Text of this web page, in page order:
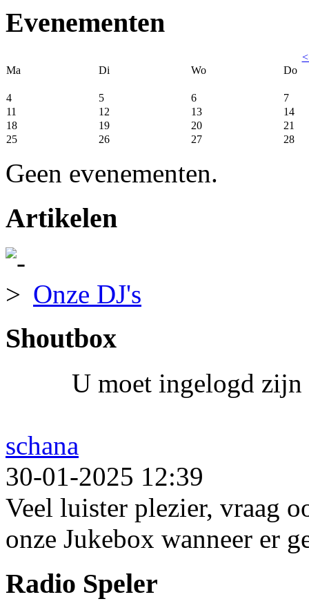
Evenementen
Ma
Di Wo Do
4 5 6
7
11
12 13
14
18
19 20
21
25
26 27 28
Geen evenementen.
Artikelen
Onze DJ's
Shoutbox
U moet ingelogd zijn
schana
30-01-2025 12:39
Veel luister plezier, vraag
onze Jukebox wanneer er
Radio Speler